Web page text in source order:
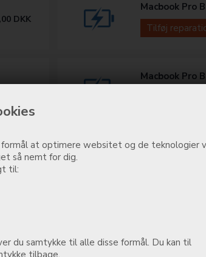
at optimere websitet og de teknologier
så nemt for dig.
til:
du samtykke til alle disse formål. Du kan til
tilbage.
DKK
Macbook Pro
Tilføj
Macbook Pro
DKK
Macbook Pro
Macbook Pro
Tilføj